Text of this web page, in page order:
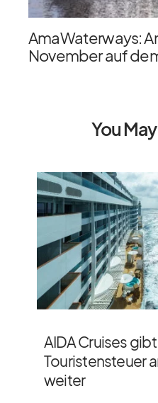
AmaWaterways:
November auf
You
AIDA Cruises
Touristensteuer
weiter